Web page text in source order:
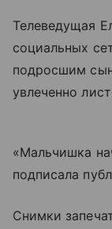
Телеведущая
социальных
подросшим
увлеченно
«Мальчишка
подписала
Снимки